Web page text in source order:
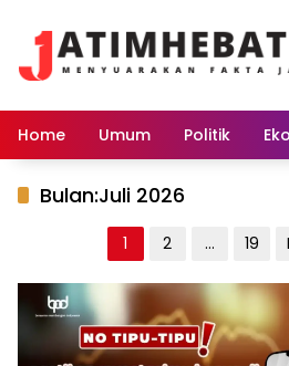
Home Umum Politik
Bulan:Juli 2026
pos
1 2 … 19